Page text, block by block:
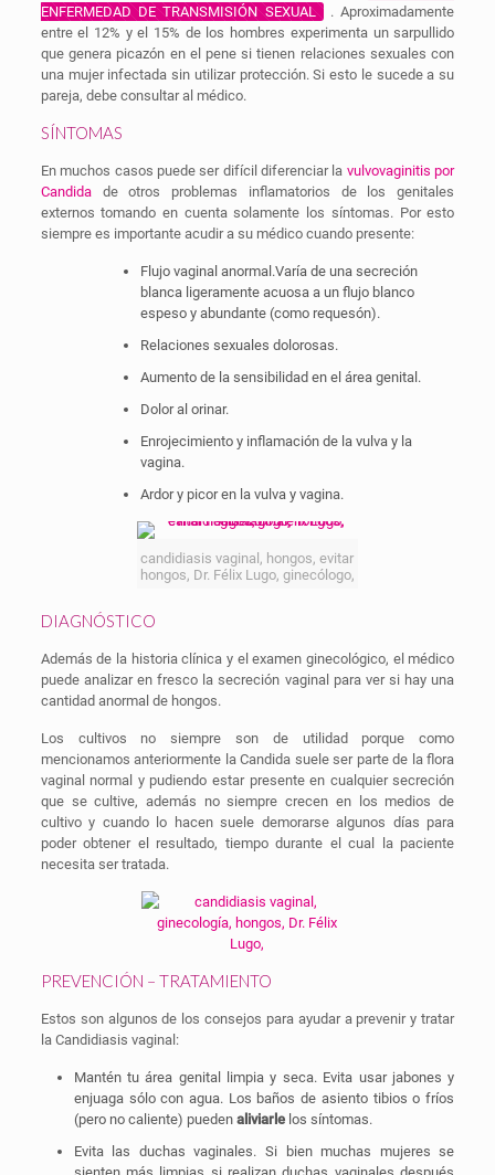
ENFERMEDAD DE TRANSMISIÓN SEXUAL . Aproximadamente
entre el 12% y el 15% de los hombres experimenta un sarpullido
que genera picazón en el pene si tienen relaciones sexuales con
una mujer infectada sin utilizar protección. Si esto le sucede a su
pareja, debe consultar al médico.
SÍNTOMAS
En muchos casos puede ser difícil diferenciar la vulvovaginitis por
Candidade otros problemas inflamatorios de los genitales
externos tomando en cuenta solamente los síntomas. Por esto
siempre es importante acudir a su médico cuando presente:
Flujo vaginal anormal.Varía de una secreción
blanca ligeramente acuosa a un flujo blanco
espeso y abundante (como requesón).
Relaciones sexuales dolorosas.
Aumento de la sensibilidad en el área genital.
Dolor al orinar.
Enrojecimiento y inflamación de la vulva y la
vagina.
Ardor y picor en la vulva y vagina.
candidiasis vaginal, hongos, evitar
hongos, Dr. Félix Lugo, ginecólogo,
DIAGNÓSTICO
Además de la historia clínica y el examen ginecológico, el médico
puede analizar en fresco la secreción vaginal para ver si hay una
cantidad anormal de hongos.
Los cultivos no siempre son de utilidad porque como
mencionamos anteriormente la Candida suele ser parte de la flora
vaginal normal y pudiendo estar presente en cualquier secreción
que se cultive, además no siempre crecen en los medios de
cultivo y cuando lo hacen suele demorarse algunos días para
poder obtener el resultado, tiempo durante el cual la paciente
necesita ser tratada.
PREVENCIÓN – TRATAMIENTO
Estos son algunos de los consejos para ayudar a prevenir y tratar
la Candidiasis vaginal:
Mantén tu área genital limpia y seca. Evita usar jabones y
enjuaga sólo con agua. Los baños de asiento tibios o fríos
(pero no caliente) pueden aliviarlelos síntomas.
Evita las duchas vaginales. Si bien muchas mujeres se